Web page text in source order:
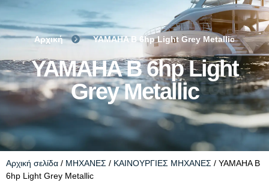
YAMAHA B 6hp
Light Grey Metallic
Αρχική YAMAHA B 6hp Light Grey Metallic
YAMAHA B 6hp Light
Grey Metallic
Αρχική σελίδα / ΜΗΧΑΝΕΣ / ΚΑΙΝΟΥΡΓΙΕΣ ΜΗΧΑΝΕΣ / YAMAHA B
6hp Light Grey Metallic